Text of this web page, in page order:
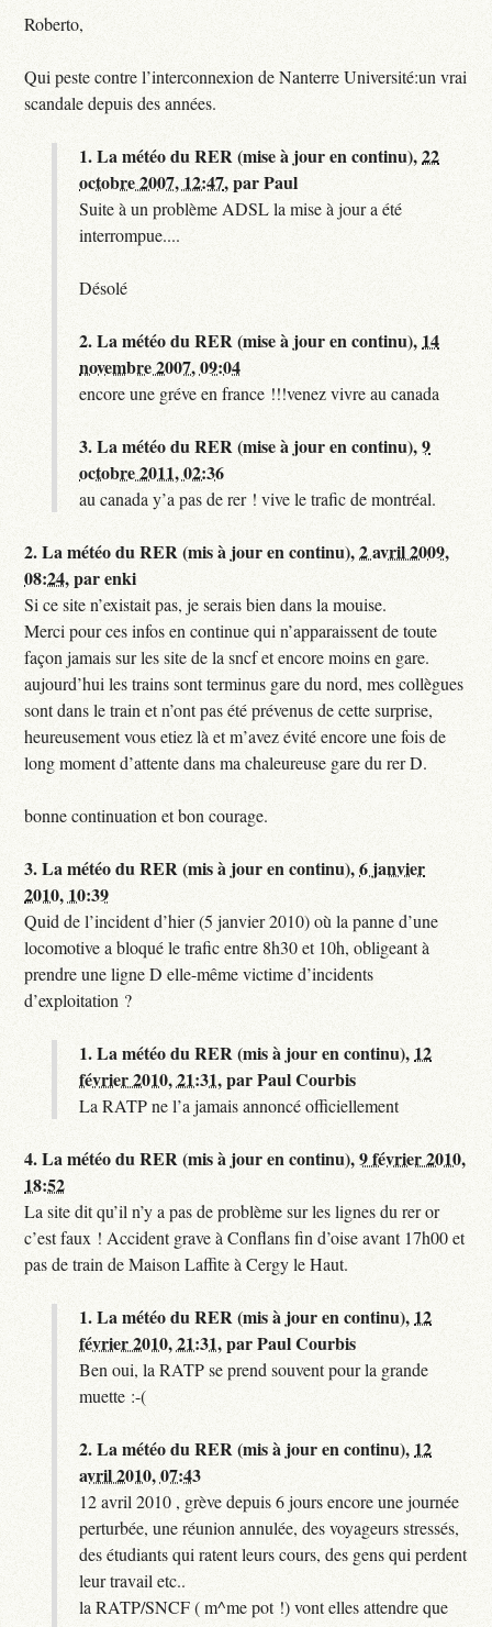
Roberto,
Qui peste contre l’interconnexion de Nanterre Université:un vrai
scandale depuis des années.
1.La météo du RER (mise à jour en continu),22
octobre 2007, 12:47,parPaul
Suite à un problème ADSL la mise à jour a été
interrompue....
Désolé
2.La météo du RER (mise à jour en continu), 14
novembre 2007, 09:04
encore une gréve en france !!!venez vivre au canada
3.La météo du RER (mise à jour en continu),9
octobre 2011, 02:36
au canada y’a pas de rer ! vive le trafic de montréal.
2.La météo du RER (mis à jour en continu),2 avril 2009,
08:24,parenki
Si ce site n’existait pas, je serais bien dans la mouise.
Merci pour ces infos en continue qui n’apparaissent de toute
façon jamais sur les site de la sncf et encore moins en gare.
aujourd’hui les trains sont terminus gare du nord, mes collègues
sont dans le train et n’ont pas été prévenus de cette surprise,
heureusement vous etiez là et m’avez évité encore une fois de
long moment d’attente dans ma chaleureuse gare du rer D.
bonne continuation et bon courage.
3.La météo du RER (mis à jour en continu),6 janvier
2010, 10:39
Quid de l’incident d’hier (5 janvier 2010) où la panne d’une
locomotive a bloqué le trafic entre 8h30 et 10h, obligeant à
prendre une ligne D elle-même victime d’incidents
d’exploitation ?
1.La météo du RER (mis à jour en continu), 12
février 2010, 21:31,parPaul Courbis
La RATP ne l’a jamais annoncé officiellement
4.La météo du RER (mis à jour en continu),9 février 2010,
18:52
La site dit qu’il n’y a pas de problème sur les lignes du rer or
c’est faux ! Accident grave à Conflans fin d’oise avant 17h00 et
pas de train de Maison Laffite à Cergy le Haut.
1.La météo du RER (mis à jour en continu), 12
février 2010, 21:31,parPaul Courbis
Ben oui, la RATP se prend souvent pour la grande
muette :-(
2.La météo du RER (mis à jour en continu), 12
avril 2010, 07:43
12 avril 2010 , grève depuis 6 jours encore une journée
perturbée, une réunion annulée, des voyageurs stressés,
des étudiants qui ratent leurs cours, des gens qui perdent
leur travail etc..
la RATP/SNCF ( m^me pot !) vont elles attendre que